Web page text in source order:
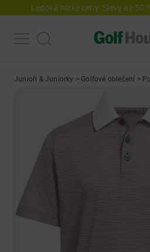
Ledově nízké ceny. Slevy až 50
Junioři & Juniorky > Golfové oblečení >